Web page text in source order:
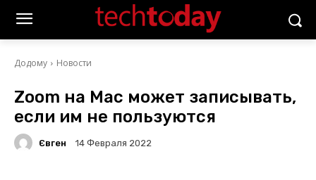
Додому Новости
Zoom на Mac может записывать,
если им не пользуются
Євген 14 Февраля 2022